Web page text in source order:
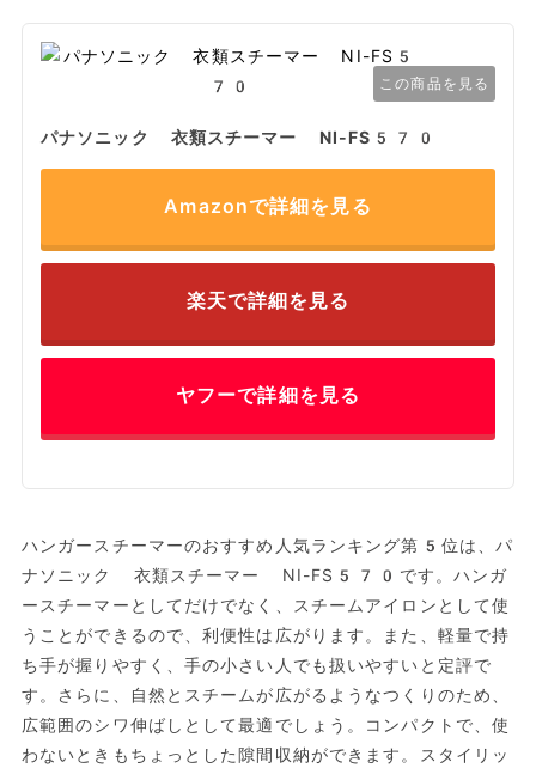
この商品を見る
パナソニック 衣類スチーマー NI-FS570
Amazonで詳細を見る
楽天で詳細を見る
ヤフーで詳細を見る
ハンガースチーマーのおすすめ人気ランキング第5位は、パ
ナソニック 衣類スチーマー NI-FS570です。ハンガ
ースチーマーとしてだけでなく、スチームアイロンとして使
うことができるので、利便性は広がります。また、軽量で持
ち手が握りやすく、手の小さい人でも扱いやすいと定評で
す。さらに、自然とスチームが広がるようなつくりのため、
広範囲のシワ伸ばしとして最適でしょう。コンパクトで、使
わないときもちょっとした隙間収納ができます。スタイリッ